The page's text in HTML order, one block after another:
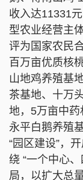
收入达11331
型农业经营主
评为国家农民
百万亩优质核
山地鸡养殖基
茶基地、十万
地，5万亩中
永平白鹅养殖
“园区建设”，
绕 “一个中心
局，以扩大总